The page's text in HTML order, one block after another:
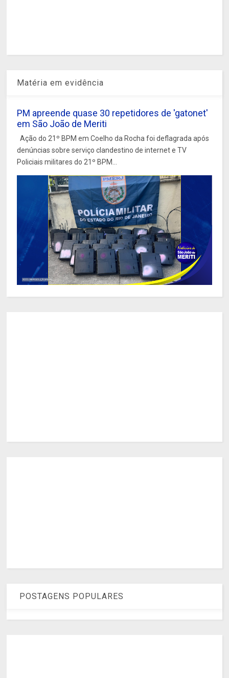
Matéria em evidência
PM apreende quase 30 repetidores de 'gatonet'
em São João de Meriti
Ação do 21º BPM em Coelho da Rocha foi deflagrada após
denúncias sobre serviço clandestino de internet e TV
Policiais militares do 21º BPM...
POSTAGENS POPULARES